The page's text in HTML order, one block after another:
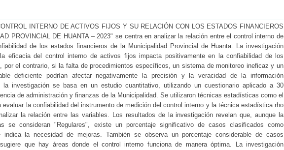
INTERNO DE ACTIVOS FIJOS Y SU RELACIÓN CON LOS ESTADOS FINANCIEROS
PROVINCIAL DE HUANTA – 2023" se centra en analizar la relación entre el control interno de
de los estados financieros de la Municipalidad Provincial de Huanta. La investigación
eficacia del control interno de activos fijos impacta positivamente en la confiabilidad de los
por el contrario, si la falta de procedimientos específicos, un sistema de monitoreo ineficaz y un
deficiente podrían afectar negativamente la precisión y la veracidad de la información
la investigación se basa en un estudio cuantitativo, utilizando un cuestionario aplicado a 30
de administración y finanzas de la Municipalidad. Se utilizaron técnicas estadísticas como el
evaluar la confiabilidad del instrumento de medición del control interno y la técnica estadística rho
la relación entre las variables. Los resultados de la investigación revelan que, aunque la
se consideran "Regulares", existe un porcentaje significativo de casos clasificados como
indica la necesidad de mejoras. También se observa un porcentaje considerable de casos
que hay áreas donde el control interno funciona de manera óptima. La investigación